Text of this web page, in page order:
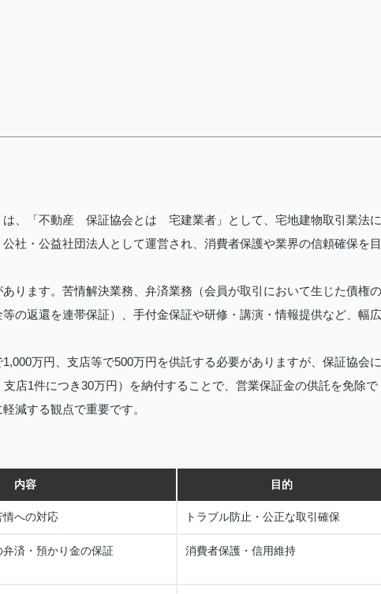
は、「不動産 保証協会とは 宅建業者」として、宅地建物取引業法に
社・公益社団法人として運営され、消費者保護や業界の信頼確保を目
ります。苦情解決業務、弁済業務（会員が取引において生じた債権の
の返還を連帯保証）、手付金保証や研修・講演・情報提供など、幅広
万円、支店等で500万円を供託する必要がありますが、保証協会に
店1件につき30万円）を納付することで、営業保証金の供託を免除で
減する観点で重要です。
内容 目的
情への対応 トラブル防止・公正な取引確保
済・預かり金の保証 消費者保護・信用維持